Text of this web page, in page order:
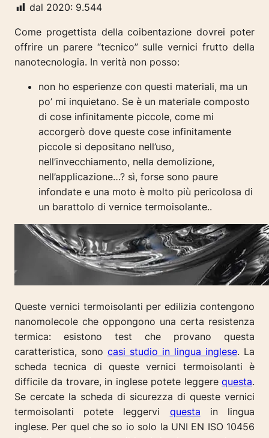
dal 2020: 9.544
Come progettista della coibentazione dovrei poter
offrire un parere “tecnico” sulle vernici frutto della
nanotecnologia. In verità non posso:
non ho esperienze con questi materiali, ma un
po’ mi inquietano. Se è un materiale composto
di cose infinitamente piccole, come mi
accorgerò dove queste cose infinitamente
piccole si depositano nell’uso,
nell’invecchiamento, nella demolizione,
nell’applicazione…? sì, forse sono paure
infondate e una moto è molto più pericolosa di
un barattolo di vernice termoisolante..
Queste vernici termoisolanti per edilizia contengono
nanomolecole che oppongono una certa resistenza
termica: esistono test che provano questa
caratteristica, sono casi studio in lingua inglese. La
scheda tecnica di queste vernici termoisolanti è
difficile da trovare, in inglese potete leggere questa.
Se cercate la scheda di sicurezza di queste vernici
termoisolanti potete leggervi questa in lingua
inglese. Per quel che so io solo la UNI EN ISO 10456